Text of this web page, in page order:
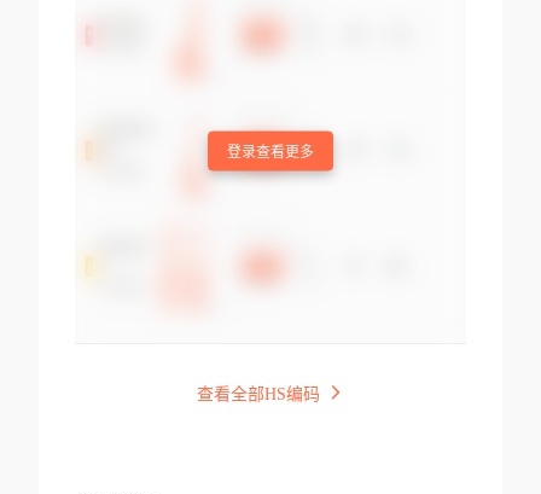
登录查看更多
查看全部HS编码